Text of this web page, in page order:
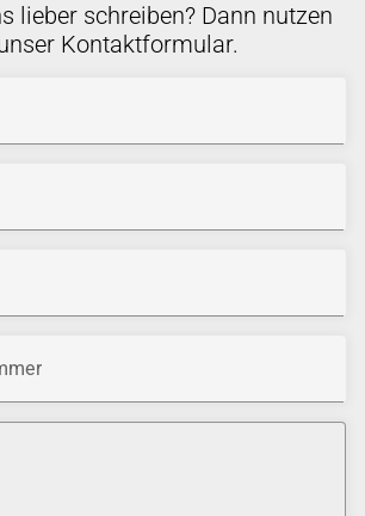
lieber schreiben? Dann nutzen
Kontaktformular.